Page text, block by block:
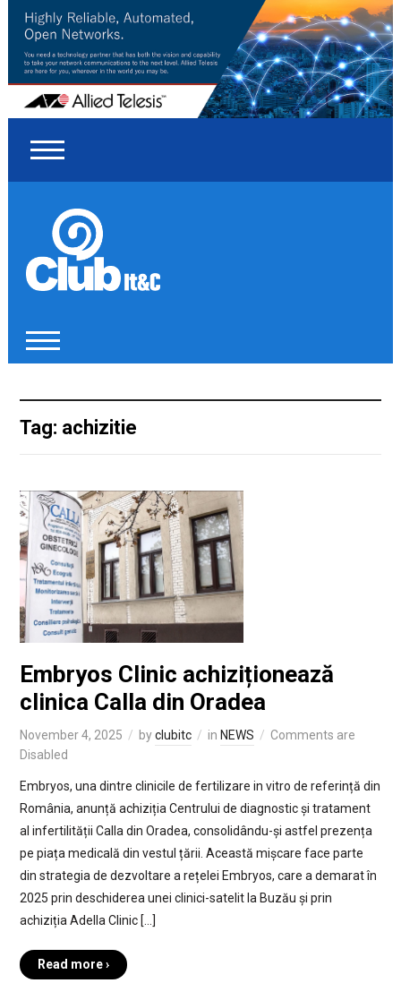
Tag: achizitie
Embryos Clinic achiziționează
clinica Calla din Oradea
November 4, 2025 byclubitc in NEWS
Comments are
Disabled
Embryos, una dintre clinicile de fertilizare in vitro de referință din
România, anunță achiziția Centrului de diagnostic și tratament
al infertilității Calla din Oradea, consolidându-și astfel prezența
pe piața medicală din vestul țării. Această mișcare face parte
din strategia de dezvoltare a rețelei Embryos, care a demarat în
2025 prin deschiderea unei clinici-satelit la Buzău și prin
achiziția Adella Clinic […]
Read more ›